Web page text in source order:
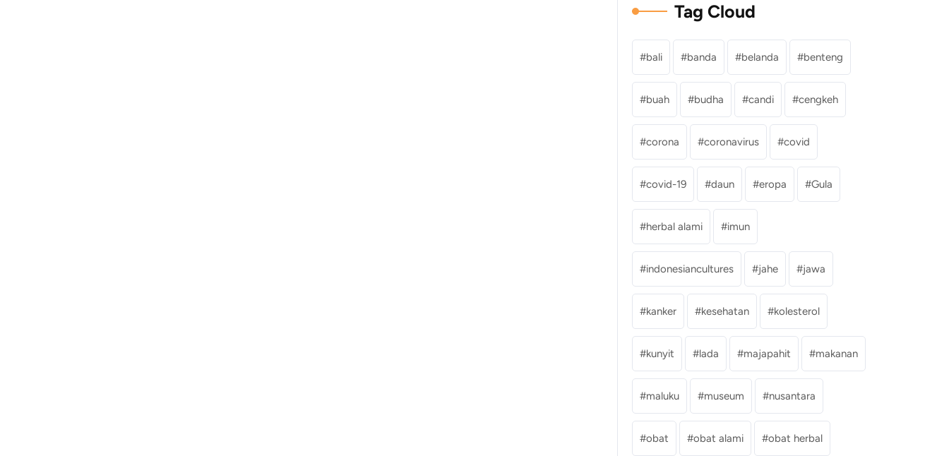
Tag Cloud
bali banda belanda benteng
buah budha candi cengkeh
corona coronavirus covid
covid-19 daun eropa Gula
herbal alami imun
indonesiancultures jahe jawa
kanker kesehatan kolesterol
kunyit lada majapahit makanan
maluku museum nusantara
obat obat alami obat herbal